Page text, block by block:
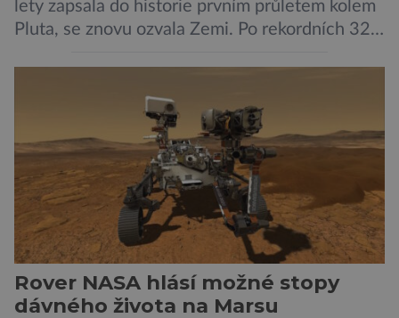
lety zapsala do historie prvním průletem kolem
Pluta, se znovu ozvala Zemi. Po rekordních 321
podle NASA je ve výtečném stavu. Nyní ji čeká
další etapa její mise, jejíž ambicí je přinést
dosud nejpodrobnější […]
Rover NASA hlásí možné stopy
dávného života na Marsu